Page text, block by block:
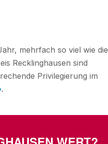
mehrfach so viel wie die
Recklinghausen sind
Privilegierung im
.